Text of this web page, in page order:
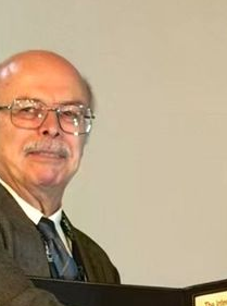
훈련…80명 식사 대접까지(종합)
개 순감하고 그 전 2개월 10.3만개
2.3만 개 줄어…실업률은 4.1%로
존 사고방식 매달리지 말고 과감히
' 합의…북쪽 인바운드·남쪽 아웃바
중대경보, 폭염경보로 하향
·의성 관할 4개 면 특별재난지역 선
초과 시 낮은 계급 임용…희망지 못
기·강원 많은 비[내일날씨]
투자…"AI 메모리 수요 선제 대응"